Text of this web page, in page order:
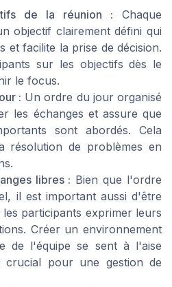
de la réunion : Chaque
objectif clairement défini qui
et facilite la prise de décision.
sur les objectifs dès le
le focus.
: Un ordre du jour organisé
les échanges et assure que
sont abordés. Cela
résolution de problèmes en
libres : Bien que l'ordre
il est important aussi d'être
participants exprimer leurs
Créer un environnement
de l'équipe se sent à l'aise
crucial pour une gestion de